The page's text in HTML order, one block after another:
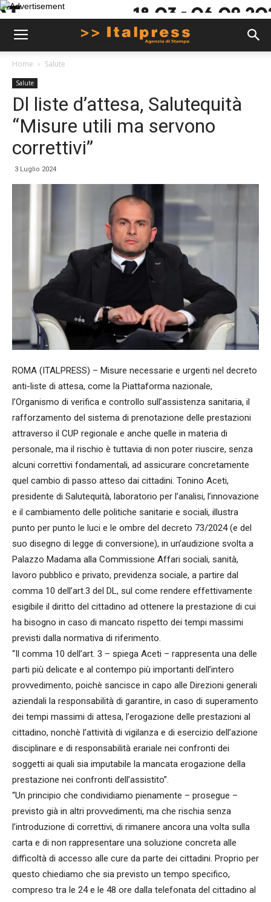
Home Salute
Salute
Dl liste d’attesa, Salutequità
“Misure utili ma servono
correttivi”
3 Luglio 2024
ROMA (ITALPRESS) – Misure necessarie e urgenti nel decreto
anti-liste di attesa, come la Piattaforma nazionale,
l’Organismo di verifica e controllo sull’assistenza sanitaria, il
rafforzamento del sistema di prenotazione delle prestazioni
attraverso il CUP regionale e anche quelle in materia di
personale, ma il rischio è tuttavia di non poter riuscire, senza
alcuni correttivi fondamentali, ad assicurare concretamente
quel cambio di passo atteso dai cittadini. Tonino Aceti,
presidente di Salutequità, laboratorio per l’analisi, l’innovazione
e il cambiamento delle politiche sanitarie e sociali, illustra
punto per punto le luci e le ombre del decreto 73/2024 (e del
suo disegno di legge di conversione), in un’audizione svolta a
Palazzo Madama alla Commissione Affari sociali, sanità,
lavoro pubblico e privato, previdenza sociale, a partire dal
comma 10 dell’art.3 del DL, sul come rendere effettivamente
esigibile il diritto del cittadino ad ottenere la prestazione di cui
ha bisogno in caso di mancato rispetto dei tempi massimi
previsti dalla normativa di riferimento.
“Il comma 10 dell’art. 3 – spiega Aceti – rappresenta una delle
parti più delicate e al contempo più importanti dell’intero
provvedimento, poichè sancisce in capo alle Direzioni generali
aziendali la responsabilità di garantire, in caso di superamento
dei tempi massimi di attesa, l’erogazione delle prestazioni al
cittadino, nonchè l’attività di vigilanza e di esercizio dell’azione
disciplinare e di responsabilità erariale nei confronti dei
soggetti ai quali sia imputabile la mancata erogazione della
prestazione nei confronti dell’assistito”.
“Un principio che condividiamo pienamente – prosegue –
previsto già in altri provvedimenti, ma che rischia senza
l’introduzione di correttivi, di rimanere ancora una volta sulla
carta e di non rappresentare una soluzione concreta alle
difficoltà di accesso alle cure da parte dei cittadini. Proprio per
questo chiediamo che sia previsto un tempo specifico,
compreso tra le 24 e le 48 ore dalla telefonata del cittadino al